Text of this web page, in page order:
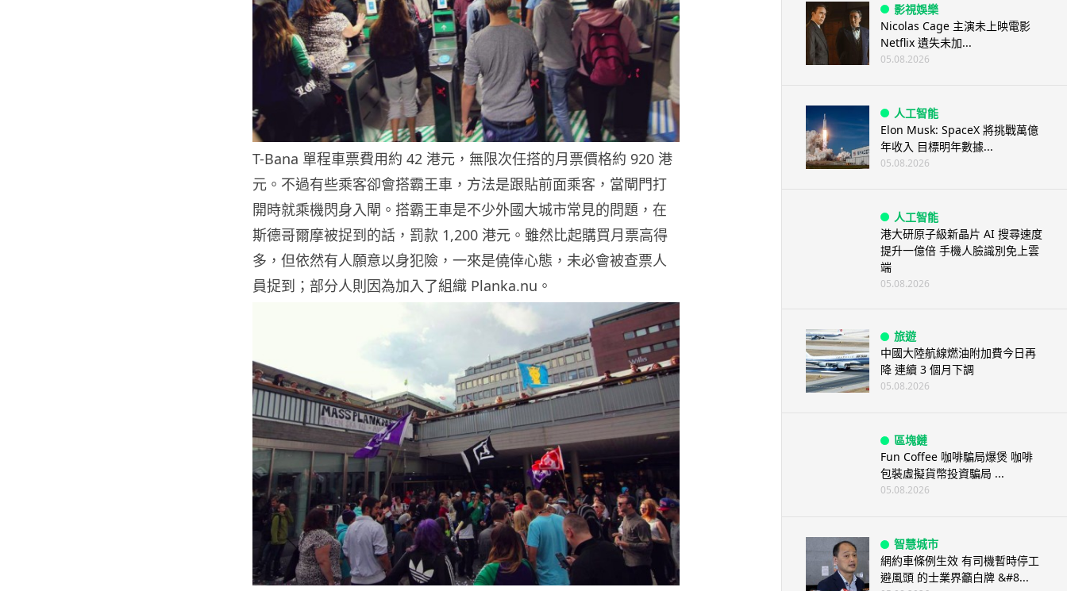
T-Bana 單程車票費用約 42 港元，無限次任搭的月票價格約 920 港
元。不過有些乘客卻會搭霸王車，方法是跟貼前面乘客，當閘門打
開時就乘機閃身入閘。搭霸王車是不少外國大城市常見的問題，在
斯德哥爾摩被捉到的話，罰款 1,200 港元。雖然比起購買月票高得
多，但依然有人願意以身犯險，一來是僥倖心態，未必會被查票人
員捉到；部分人則因為加入了組織 Planka.nu。
影視娛樂
Nicolas Cage 主演未上映電影
Netflix 遺失未加...
05.08.2026
人工智能
Elon Musk: SpaceX 將挑戰萬億
年收入 目標明年數據...
05.08.2026
人工智能
港大研原子級新晶片 AI 搜尋速度
提升一億倍 手機人臉識別免上雲
端
05.08.2026
旅遊
中國大陸航線燃油附加費今日再
降 連續 3 個月下調
05.08.2026
區塊鏈
Fun Coffee 咖啡騙局爆煲 咖啡
包裝虛擬貨幣投資騙局 ...
05.08.2026
智慧城市
網約車條例生效 有司機暫時停工
避風頭 的士業界籲白牌 &#8...